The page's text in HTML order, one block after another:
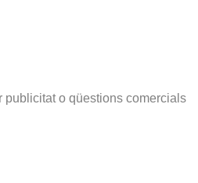
publicitat o qüestions comercials